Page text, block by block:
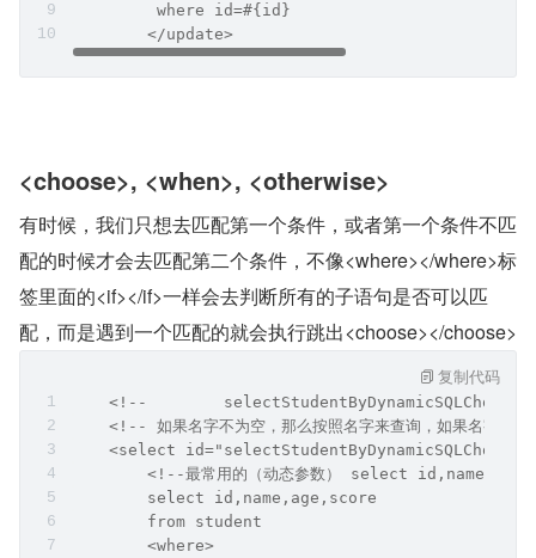
         where id=#{id}
	</update>
<choose>, <when>, <otherwise>
有时候，我们只想去匹配第一个条件，或者第一个条件不匹
配的时候才会去匹配第二个条件，不像<where></where>标
签里面的<if></if>一样会去判断所有的子语句是否可以匹
配，而是遇到一个匹配的就会执行跳出<choose></choose>
<!--
<!-- 如果名字不为空，那么按照名字来查询，如果名字为
<select
<!--最常用的（动态参数） select
        select id,name,age,score
        from student
        <where>
复制代码